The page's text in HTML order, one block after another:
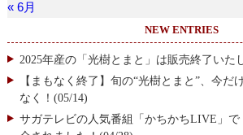
« 6月
NEW ENTRIES
2025年産の「光樹とまと」は販売終了いた
【まもなく終了】旬の“光樹とまと”、今だ
なく！(05/14)
サガテレビの人気番組「かちかちLIVE」で